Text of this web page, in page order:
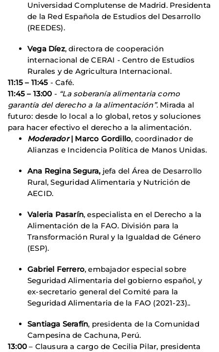
Universidad Complutense de Madrid. Presidenta
de la Red Española de Estudios del Desarrollo
(REEDES).
Vega Díez, directora de cooperación
internacional de CERAI - Centro de Estudios
Rurales y de Agricultura Internacional.
11:15 – 11:45 - Café.
11:45 – 13:00 - “La soberanía alimentaria como
garantía del derecho a la alimentación”. Mirada al
futuro: desde lo local a lo global, retos y soluciones
para hacer efectivo el derecho a la alimentación.
Moderador| Marco Gordillo, coordinador de
Alianzas e Incidencia Política de Manos Unidas.
Ana Regina Segura,jefa del Área de Desarrollo
Rural, Seguridad Alimentaria y Nutrición de
AECID.
Valeria Pasarín, especialista en el Derecho a la
Alimentación de la FAO. División para la
Transformación Rural y la Igualdad de Género
(ESP).
Gabriel Ferrero, embajador especial sobre
Seguridad Alimentaria del gobierno español, y
ex-secretario general del Comité para la
Seguridad Alimentaria de la FAO (2021-23)..
Santiaga Serafín, presidenta de la Comunidad
Campesina de Cachuna, Perú.
13:00 – Clausura a cargo de Cecilia Pilar, presidenta